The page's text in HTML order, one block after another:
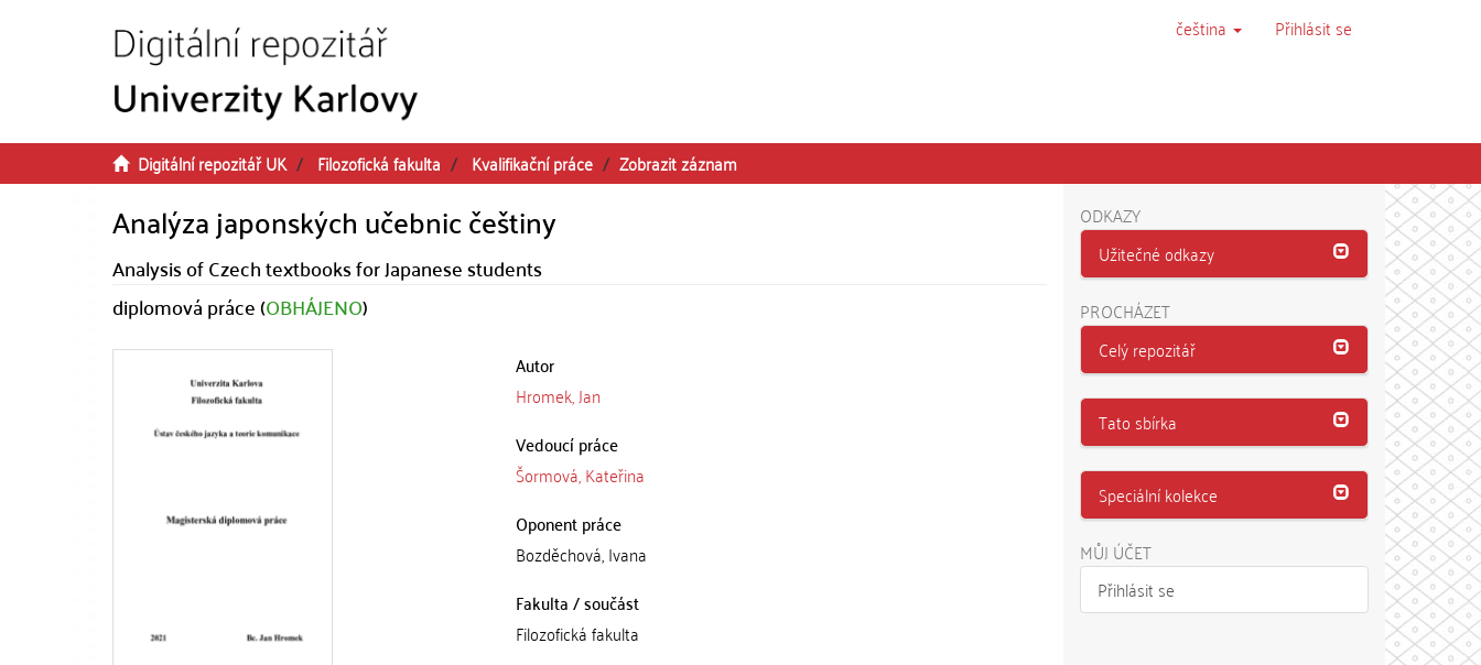
čeština Přihlásit se
Digitální repozitář UK Filozofická fakulta Kvalifikační práce Zobrazit záznam
Analýza japonských učebnic češtiny
Analysis of Czech textbooks for Japanese students
diplomová práce (OBHÁJENO)
Autor
Hromek, Jan
Vedoucí práce
Šormová, Kateřina
Oponent práce
Bozděchová, Ivana
Fakulta / součást
Filozofická fakulta
ODKAZY
Užitečné odkazy
PROCHÁZET
Celý repozitář
Tato sbírka
Speciální kolekce
MŮJ ÚČET
Přihlásit se